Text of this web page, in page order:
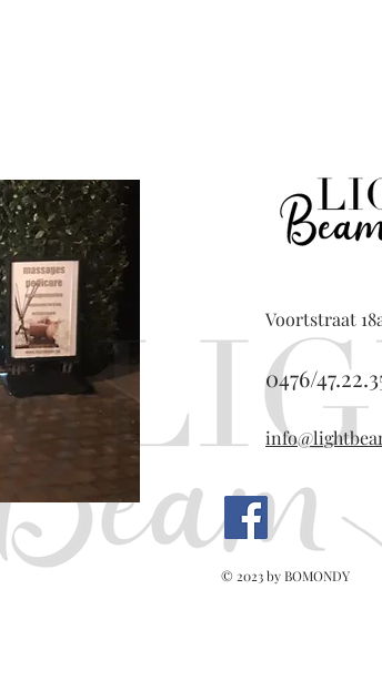
© 2023 byBOMONDY
Voortstraat
0476/4